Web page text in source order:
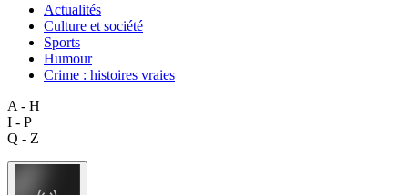
Actualités
Culture et société
Sports
Humour
Crime : histoires vraies
A - H
I - P
Q - Z